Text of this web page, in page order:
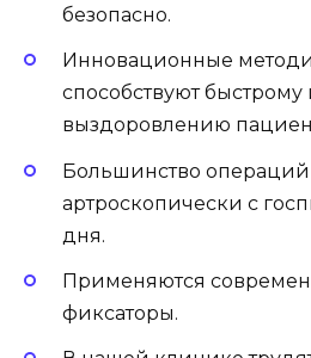
безопасно.
Инновационные
способствуют
выздоровлению
Большинство
артроскопически с
дня.
Применяются
фиксаторы.